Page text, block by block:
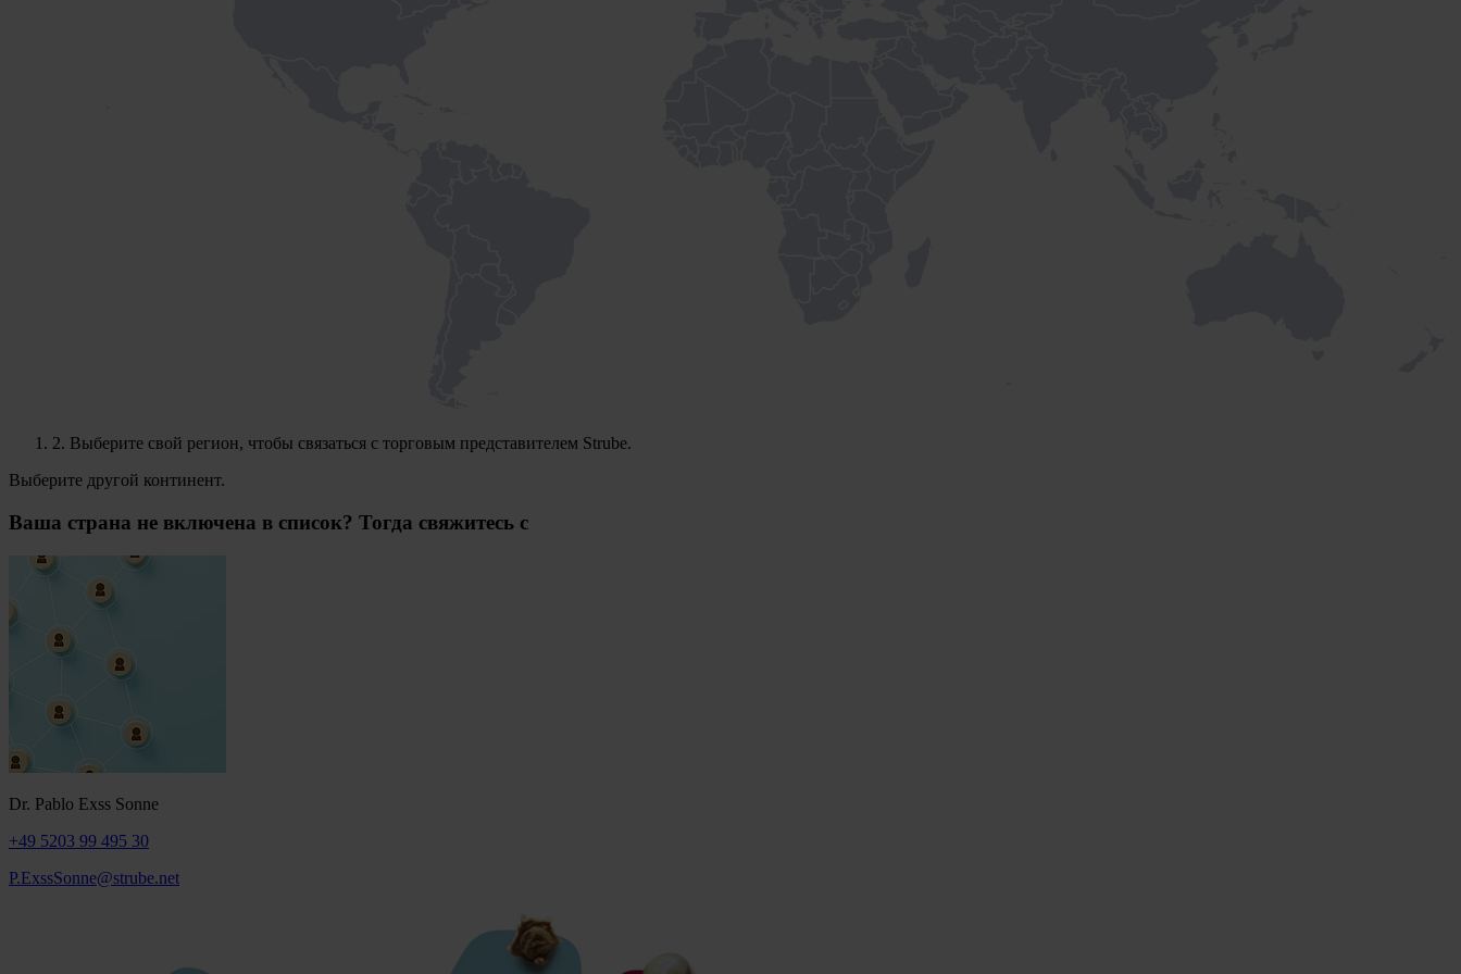
2. Выберите свой регион, чтобы связаться с торговым представителем Strube.
Выберите другой континент.
Ваша страна не включена в список? Тогда свяжитесь с
Dr. Pablo Exss Sonne
+49 5203 99 495 30
P.ExssSonne@strube.net